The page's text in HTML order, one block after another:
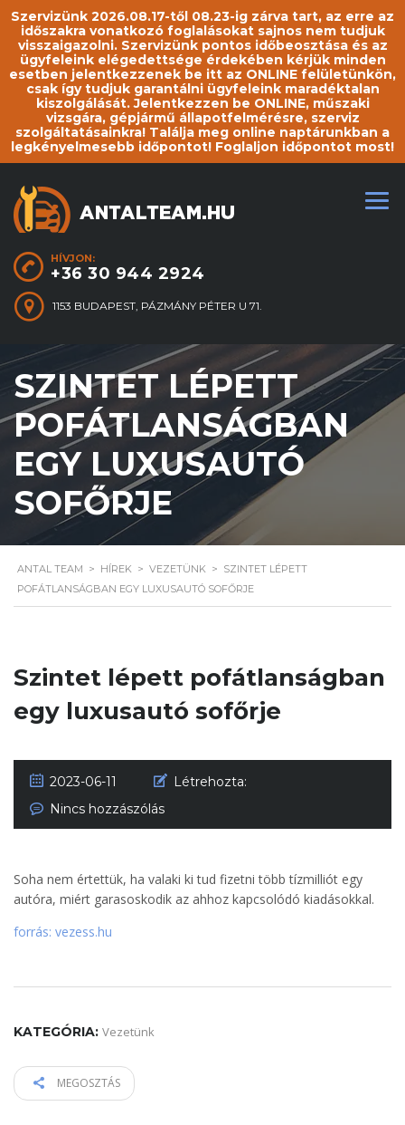
Szervizünk 2026.08.17-től 08.23-ig zárva tart, az erre az
időszakra vonatkozó foglalásokat sajnos nem tudjuk
visszaigazolni. Szervizünk pontos időbeosztása és az
ügyfeleink elégedettsége érdekében kérjük minden
esetben jelentkezzenek be itt az ONLINE felületünkön,
csak így tudjuk garantálni ügyfeleink maradéktalan
kiszolgálását. Jelentkezzen be ONLINE, műszaki
vizsgára, gépjármű állapotfelmérésre, szerviz
szolgáltatásainkra! Találja meg online naptárunkban a
legkényelmesebb időpontot! Foglaljon időpontot most!
HÍVJON:
+36 30 944 2924
1153 BUDAPEST, PÁZMÁNY PÉTER U 71.
SZINTET LÉPETT
POFÁTLANSÁGBAN
EGY LUXUSAUTÓ
SOFŐRJE
ANTAL TEAM > HÍREK > VEZETÜNK > SZINTET LÉPETT
POFÁTLANSÁGBAN EGY LUXUSAUTÓ SOFŐRJE
Szintet lépett pofátlanságban
egy luxusautó sofőrje
2023-06-11
Létrehozta:
Nincs hozzászólás
Soha nem értettük, ha valaki ki tud fizetni több tízmilliót egy
autóra, miért garasoskodik az ahhoz kapcsolódó kiadásokkal.
forrás: vezess.hu
KATEGÓRIA: Vezetünk
MEGOSZTÁS